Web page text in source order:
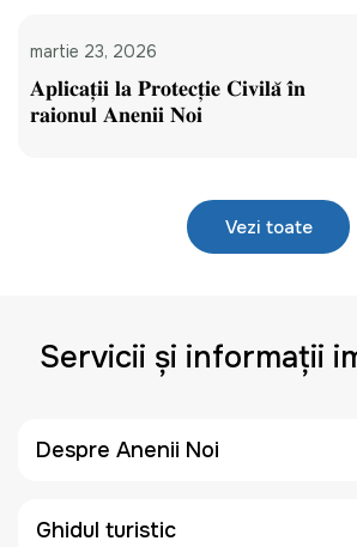
martie 23, 2026
𝐀𝐩𝐥𝐢𝐜𝐚𝐭̦𝐢𝐢 𝐥𝐚 𝐏𝐫𝐨𝐭𝐞𝐜𝐭̦𝐢𝐞 𝐂𝐢𝐯𝐢𝐥𝐚̆ 𝐢̂𝐧
𝐫𝐚𝐢𝐨𝐧𝐮𝐥 𝐀𝐧𝐞𝐧𝐢𝐢 𝐍𝐨𝐢
Vezi toate
Servicii și informații
Despre Anenii Noi
Ghidul turistic